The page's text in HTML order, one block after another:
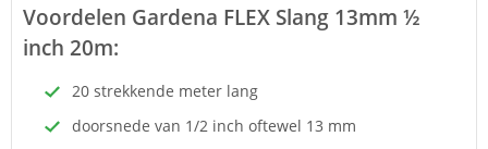
Voordelen Gardena FLEX Slang 13mm ½
inch 20m:
20 strekkende meter lang
doorsnede van 1/2 inch oftewel 13 mm